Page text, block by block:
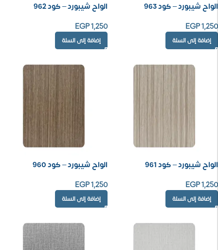
الواح شيبورد – كود 963
EGP1,250
إضافة إلى السلة
الواح شيبورد – كود 962
EGP1,250
إضافة إلى السلة
الواح شيبورد – كود 961
EGP1,250
إضافة إلى السلة
الواح شيبورد – كود 960
EGP1,250
إضافة إلى السلة